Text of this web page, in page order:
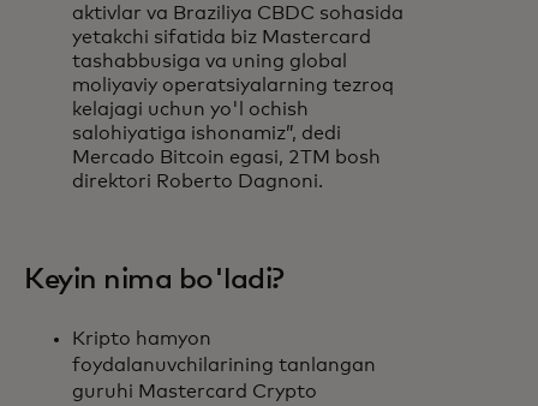
aktivlar va Braziliya CBDC sohasida
yetakchi sifatida biz Mastercard
tashabbusiga va uning global
moliyaviy operatsiyalarning tezroq
kelajagi uchun yo'l ochish
salohiyatiga ishonamiz”, dedi
Mercado Bitcoin egasi, 2TM bosh
direktori Roberto Dagnoni.
Keyin nima bo'ladi?
Kripto hamyon
foydalanuvchilarining tanlangan
guruhi Mastercard Crypto